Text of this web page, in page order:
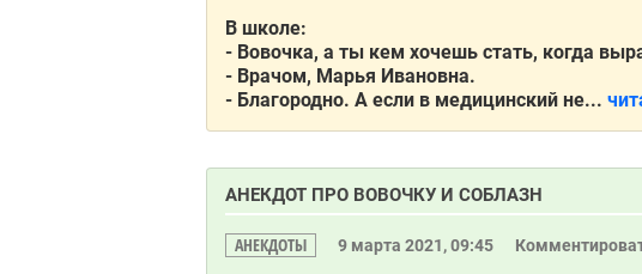
В школе:
- Вовочка, а ты кем хочешь стать, когда
- Врачом, Марья Ивановна.
- Благородно. А если в медицинский не...
АНЕКДОТ ПРО ВОВОЧКУ И СОБЛАЗН
АНЕКДОТЫ 9 марта 2021, 09:45